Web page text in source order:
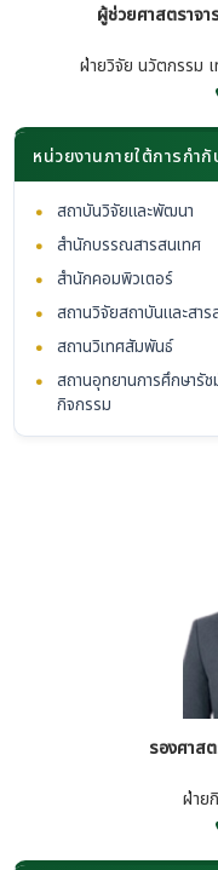
ผู้ช่วยศาสตราจ
ฝ่ายวิจัย นวัตกรรม
หน่วยงานภายใต้การกำกั
• สถาบันวิจัยและพัฒนา
• สำนักบรรณสารสนเทศ
• สำนักคอมพิวเตอร์
• สถานวิจัยสถาบันและสาร
• สถานวิเทศสัมพันธ์
•
สถานอุทยานการศึกษารัช
กิจกรรม
รองศาส
ฝ่าย